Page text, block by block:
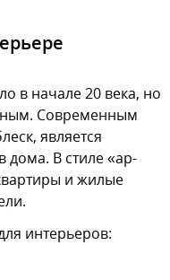
в начале 20 века, но
Современным
является
дома. В стиле «ар-
и жилые
интерьеров: